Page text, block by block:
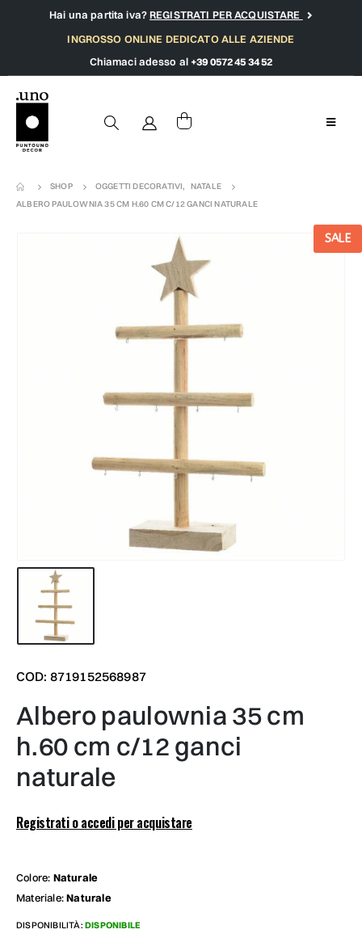
Hai una partita iva?REGISTRATI PER ACQUISTARE
INGROSSO ONLINE DEDICATO ALLE AZIENDE
Chiamaci adesso al +39 0572 45 34 52
SHOP OGGETTI DECORATIVI,
NATALE
ALBERO PAULOWNIA 35 CM H.60 CM C/12 GANCI NATURALE
SALE
COD: 8719152568987
albero paulownia 35 cm
h.60 cm c/12 ganci
naturale
Registrati o accedi per acquistare
Colore: Naturale
Materiale:Naturale
DISPONIBILITÀ: DISPONIBILE